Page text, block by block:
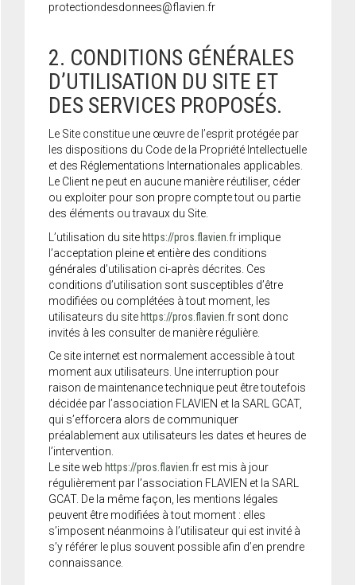
protectiondesdonnees@flavien.fr
2. CONDITIONS GÉNÉRALES
D’UTILISATION DU SITE ET
DES SERVICES PROPOSÉS.
Le Site constitue une œuvre de l’esprit protégée par
les dispositions du Code de la Propriété Intellectuelle
et des Réglementations Internationales applicables.
Le Client ne peut en aucune manière réutiliser, céder
ou exploiter pour son propre compte tout ou partie
des éléments ou travaux du Site.
L’utilisation du sitehttps://pros.flavien.fr implique
l’acceptation pleine et entière des conditions
générales d’utilisation ci-après décrites. Ces
conditions d’utilisation sont susceptibles d’être
modifiées ou complétées à tout moment, les
utilisateurs du sitehttps://pros.flavien.fr sont donc
invités à les consulter de manière régulière.
Ce site internet est normalement accessible à tout
moment aux utilisateurs. Une interruption pour
raison de maintenance technique peut être toutefois
décidée par l’association FLAVIEN et la SARL GCAT,
qui s’efforcera alors de communiquer
préalablement aux utilisateurs les dates et heures de
l’intervention.
Le site web https://pros.flavien.fr est mis à jour
régulièrement par l’association FLAVIEN et la SARL
GCAT. De la même façon, les mentions légales
peuvent être modifiées à tout moment : elles
s’imposent néanmoins à l’utilisateur qui est invité à
s’y référer le plus souvent possible afin d’en prendre
connaissance.